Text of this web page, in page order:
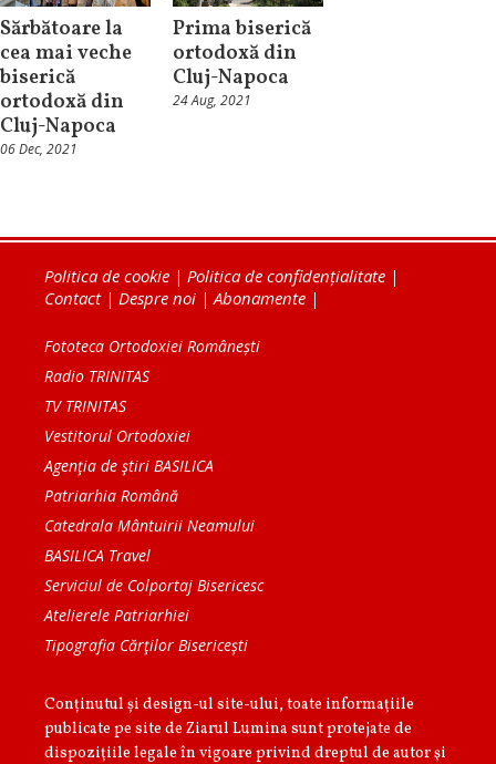
Sărbătoare la
cea mai veche
biserică
ortodoxă din
Cluj-Napoca
06 Dec, 2021
Prima biserică
ortodoxă din
Cluj-Napoca
24 Aug, 2021
Politica de cookie | Politica de confidențialitate |
Contact| Despre noi | Abonamente |
Fototeca Ortodoxiei Românești
Radio TRINITAS
TV TRINITAS
Vestitorul Ortodoxiei
Agenţia de ştiri BASILICA
Patriarhia Română
Catedrala Mântuirii Neamului
BASILICA Travel
Serviciul de Colportaj Bisericesc
Atelierele Patriarhiei
Tipografia Cărţilor Bisericeşti
Conținutul și design-ul site-ului, toate informaţiile
publicate pe site de Ziarul Lumina sunt protejate de
dispoziţiile legale în vigoare privind dreptul de autor şi